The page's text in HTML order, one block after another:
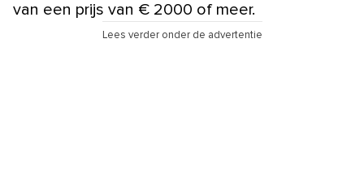
van een prijs van € 2000 of meer.
Lees verder onder de advertentie